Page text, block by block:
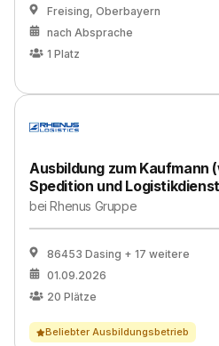
Freising, Oberbayern
nach Absprache
1 Platz
Ausbildung zum Kaufmann
Spedition und
beiRhenus Gruppe
86453 Dasing + 17 weitere
01.09.2026
20 Plätze
Beliebter Ausbildungsbetrieb